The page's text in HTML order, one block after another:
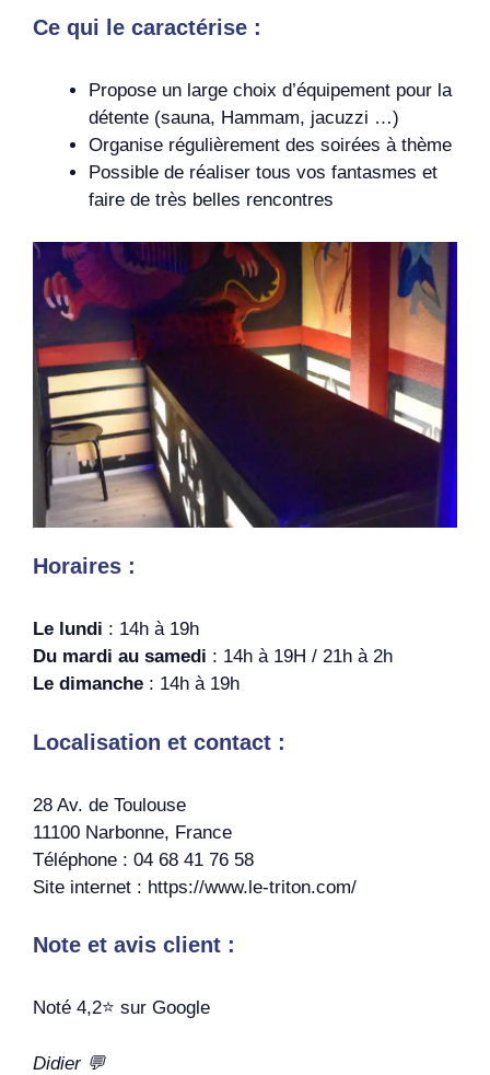
Ce qui le caractérise :
Propose un large choix d’équipement pour la
détente (sauna, Hammam, jacuzzi …)
Organise régulièrement des soirées à thème
Possible de réaliser tous vos fantasmes et
faire de très belles rencontres
Horaires :
Le lundi : 14h à 19h
Du mardi au samedi : 14h à 19H / 21h à 2h
Le dimanche : 14h à 19h
Localisation et contact :
28 Av. de Toulouse
11100 Narbonne, France
Téléphone : 04 68 41 76 58
Site internet : https://www.le-triton.com/
Note et avis client :
Noté 4,2⭐️ sur Google
Didier 💬